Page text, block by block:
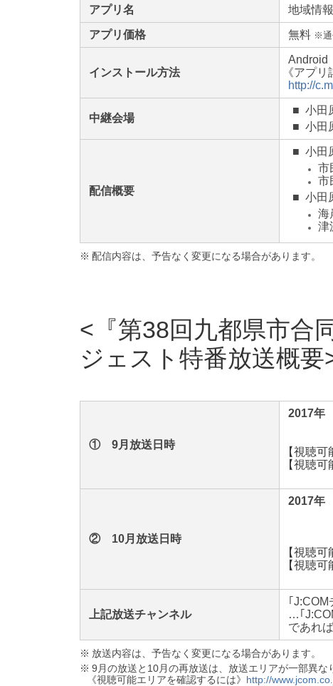
アプリ名 地域情
アプリ価格 無料 ※通
インストール方法
Android
《アプリ
http://
中継会場
■ 小田
■ 小田
配信概要
■ 小田
市
市
■ 小田
海
津
※ 配信内容は、予告なく変更になる場合があります。
『第38回九都県市合
ジェスト特番放送概要
① 9月放送日時
2017年
【視聴可
【視聴可
② 10月放送日時
2017年
【視聴可
【視聴可
上記放送チャンネル
｢
…｢
であれ
※ 放送内容は、予告なく変更になる場合があります。
※ 9月の放送と10月の再放送は、放送エリアが一部異な
《視聴可能エリアを確認するには》 http://